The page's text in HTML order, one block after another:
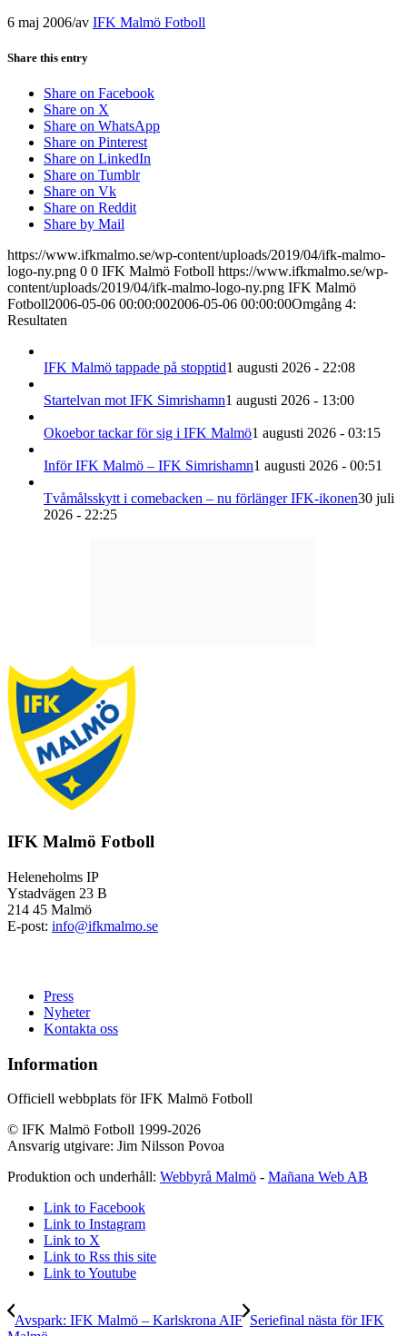
6 maj 2006/av IFK Malmö Fotboll
Share this entry
Share on Facebook
Share on X
Share on WhatsApp
Share on Pinterest
Share on LinkedIn
Share on Tumblr
Share on Vk
Share on Reddit
Share by Mail
https://www.ifkmalmo.se/wp-content/uploads/2019/04/ifk-malmo-
logo-ny.png 0 0 IFK Malmö Fotboll https://www.ifkmalmo.se/wp-
content/uploads/2019/04/ifk-malmo-logo-ny.png IFK Malmö
Fotboll2006-05-06 00:00:002006-05-06 00:00:00Omgång 4:
Resultaten
IFK Malmö tappade på stopptid1 augusti 2026 - 22:08
Startelvan mot IFK Simrishamn1 augusti 2026 - 13:00
Okoebor tackar för sig i IFK Malmö1 augusti 2026 - 03:15
Inför IFK Malmö – IFK Simrishamn1 augusti 2026 - 00:51
Tvåmålsskytt i comebacken – nu förlänger IFK-ikonen30 juli
2026 - 22:25
IFK Malmö Fotboll
Heleneholms IP
Ystadvägen 23 B
214 45 Malmö
E-post: info@ifkmalmo.se
Press
Nyheter
Kontakta oss
Information
Officiell webbplats för IFK Malmö Fotboll
© IFK Malmö Fotboll 1999-2026
Ansvarig utgivare: Jim Nilsson Povoa
Produktion och underhåll: Webbyrå Malmö - Mañana Web AB
Link to Facebook
Link to Instagram
Link to X
Link to Rss this site
Link to Youtube
Avspark: IFK Malmö – Karlskrona AIF Seriefinal nästa för IFK